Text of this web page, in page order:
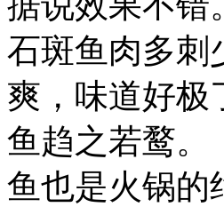
石斑鱼肉多刺
爽，味道好极
鱼趋之若鹜。
鱼也是火锅的